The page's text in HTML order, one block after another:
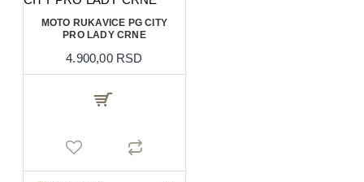
MOTO RUKAVICE PG CITY
PRO LADY CRNE
4.900,00 RSD